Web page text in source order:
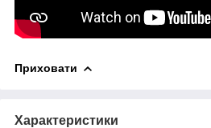
Приховати
Характеристики